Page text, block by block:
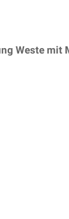
Weste mit